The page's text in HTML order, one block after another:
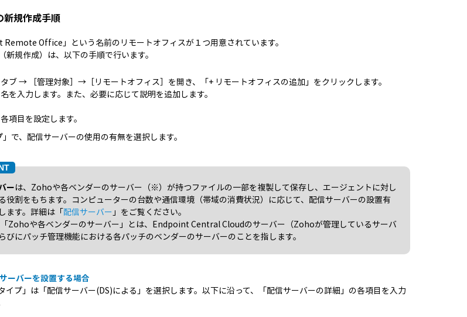
新規作成手順
Office」という名前のリモートオフィスが１つ用意されています。
新規作成）は、以下の手順で行います。
タブ → ［管理対象］→［リモートオフィス］を開き、「+ リモートオフィスの追加」をクリックします。
を入力します。また、必要に応じて説明を追加します。
項目を設定します。
」で、配信サーバーの使用の有無を選択します。
ーは、Zohoや各ベンダーのサーバー（※）が持つファイルの一部を複製して保存し、エージェントに対し
役割をもちます。コンピューターの台数や通信環境（帯域の消費状況）に応じて、配信サーバーの設置有
ます。詳細は「配信サーバー 」をご覧ください。
Zohoや各ベンダーのサーバー」とは、Endpoint Central Cloudのサーバー（Zohoが管理しているサーバ
びにパッチ管理機能における各パッチのベンダーのサーバーのことを指します。
ーバーを設置する場合
タイプ」は「配信サーバー(DS)による」を選択します。以下に沿って、「配信サーバーの詳細」の各項目を入力